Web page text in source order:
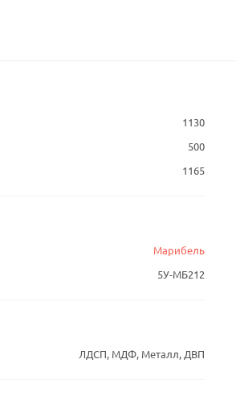
1130
500
1165
Марибель
5У-МБ212
ЛДСП, МДФ, Металл, ДВП